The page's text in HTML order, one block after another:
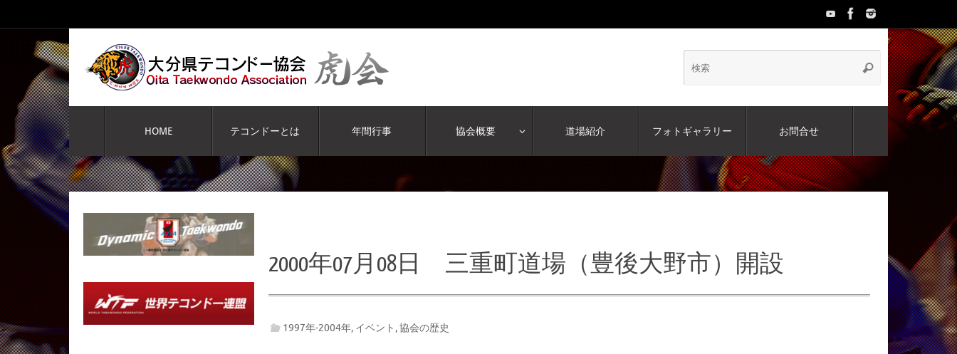
ン
キ
ッ
プ
検
索:
検
コ
ン
テ
ン
ツ
へ
ス
キ
ッ
プ
HOME テコンドーとは 年間行事 協会概要 道場紹介 フォトギャラリー お問合せ
2000年07月08日 三重町道場（豊後大野市）開設
1997年-2004年, イベント ,協会の歴史